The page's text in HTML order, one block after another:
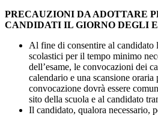
PRECAUZIONI DA ADOTTARE
CANDIDATI IL GIORNO DEGLI
Al fine di consentire al candidato
scolastici per il tempo minimo
dell’esame, le convocazioni dei
calendario e una scansione
convocazione dovrà essere
sito della scuola e al candidato
Il candidato, qualora necessario,